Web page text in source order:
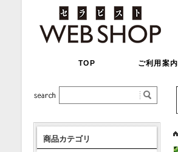
TOP ご利用案内
商品カテゴリ